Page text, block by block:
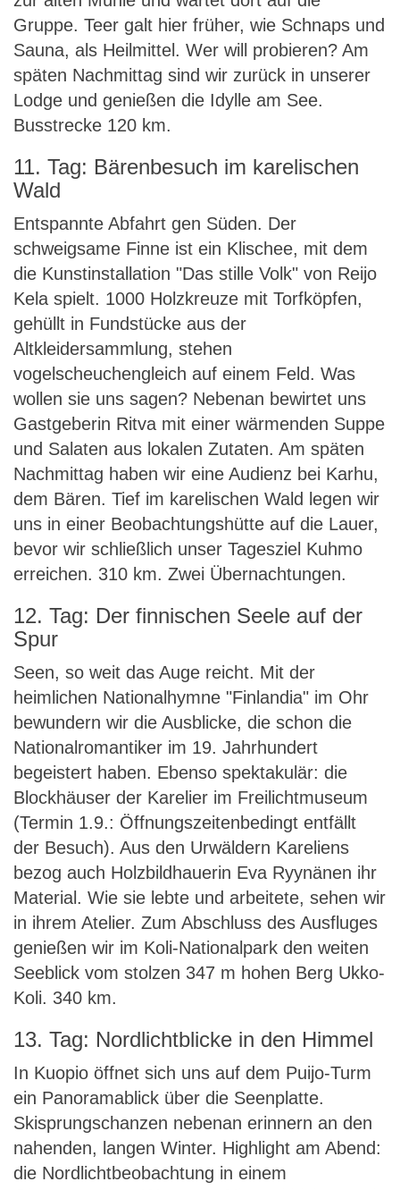
Gruppe. Teer galt hier früher, wie Schnaps und
Sauna, als Heilmittel. Wer will probieren? Am
späten Nachmittag sind wir zurück in unserer
Lodge und genießen die Idylle am See.
Busstrecke 120 km.
11. Tag: Bärenbesuch im karelischen
Wald
Entspannte Abfahrt gen Süden. Der
schweigsame Finne ist ein Klischee, mit dem
die Kunstinstallation "Das stille Volk" von Reijo
Kela spielt. 1000 Holzkreuze mit Torfköpfen,
gehüllt in Fundstücke aus der
Altkleidersammlung, stehen
vogelscheuchengleich auf einem Feld. Was
wollen sie uns sagen? Nebenan bewirtet uns
Gastgeberin Ritva mit einer wärmenden Suppe
und Salaten aus lokalen Zutaten. Am späten
Nachmittag haben wir eine Audienz bei Karhu,
dem Bären. Tief im karelischen Wald legen wir
uns in einer Beobachtungshütte auf die Lauer,
bevor wir schließlich unser Tagesziel Kuhmo
erreichen. 310 km. Zwei Übernachtungen.
12. Tag: Der finnischen Seele auf der
Spur
Seen, so weit das Auge reicht. Mit der
heimlichen Nationalhymne "Finlandia" im Ohr
bewundern wir die Ausblicke, die schon die
Nationalromantiker im 19. Jahrhundert
begeistert haben. Ebenso spektakulär: die
Blockhäuser der Karelier im Freilichtmuseum
(Termin 1.9.: Öffnungszeitenbedingt entfällt
der Besuch). Aus den Urwäldern Kareliens
bezog auch Holzbildhauerin Eva Ryynänen ihr
Material. Wie sie lebte und arbeitete, sehen wir
in ihrem Atelier. Zum Abschluss des Ausfluges
genießen wir im Koli-Nationalpark den weiten
Seeblick vom stolzen 347 m hohen Berg Ukko-
Koli. 340 km.
13. Tag: Nordlichtblicke in den Himmel
In Kuopio öffnet sich uns auf dem Puijo-Turm
ein Panoramablick über die Seenplatte.
Skisprungschanzen nebenan erinnern an den
nahenden, langen Winter. Highlight am Abend:
die Nordlichtbeobachtung in einem